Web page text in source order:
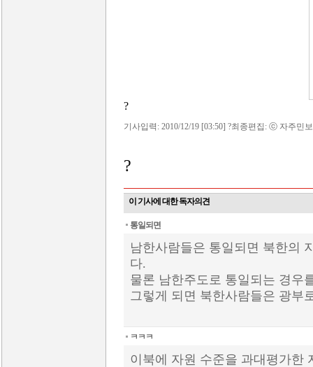
?
기사입력: 2010/12/19 [03:50] ?최종편집: ⓒ 자주민보
?
이 기사에 대한 독자의견
통일되면
남한사람들은 통일되면 북한의
다.
물론 남한주도로 통일되는 경우
그렇게 되면 북한사람들은 광부
ㅋㅋㅋ
이북에 자원 수준을 과대평가한